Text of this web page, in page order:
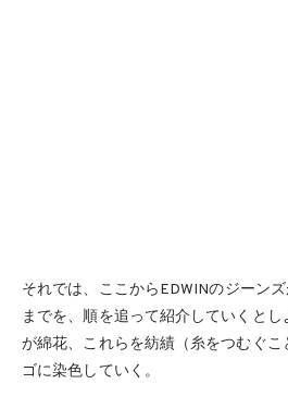
それでは、ここからEDWINのジーン
までを、順を追って紹介していくと
が綿花、これらを紡績（糸をつむぐこ
ゴに染色していく。